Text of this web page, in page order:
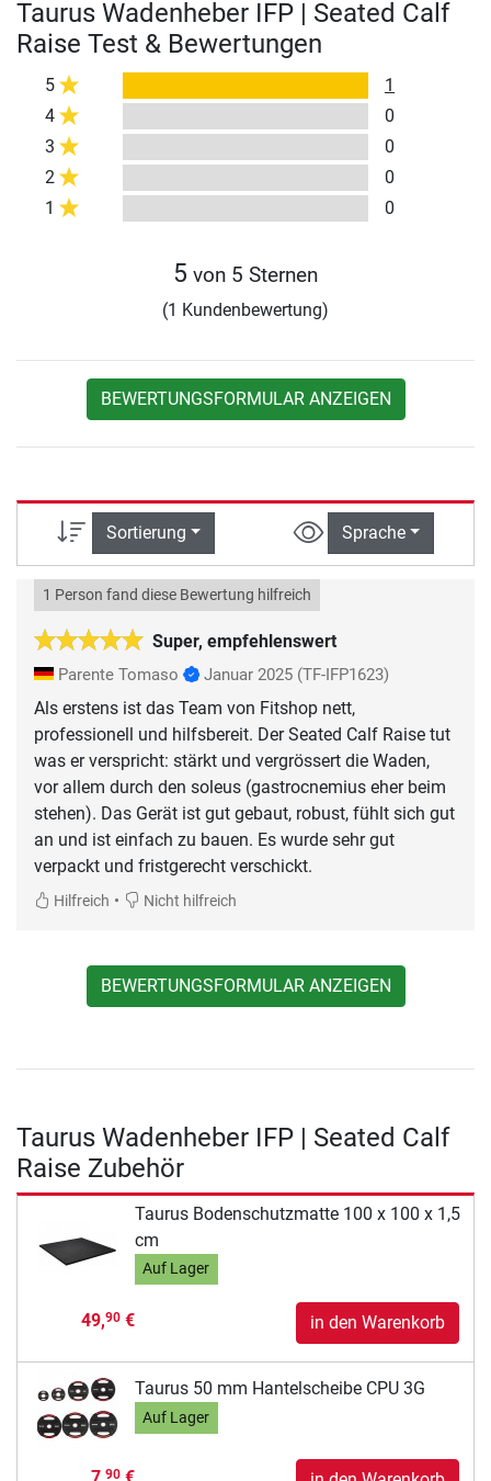
Taurus Wadenheber IFP | Seated Calf
Raise Test & Bewertungen
5
1
4
0
3
0
2
0
1
0
5 von 5 Sternen
(1 Kundenbewertung)
BEWERTUNGSFORMULAR ANZEIGEN
Sortierung Sprache
Super, empfehlenswert
1 Person fand diese Bewertung hilfreich
Parente Tomaso Januar 2025 (TF-IFP1623)
Als erstens ist das Team von Fitshop nett,
professionell und hilfsbereit. Der Seated Calf Raise tut
was er verspricht: stärkt und vergrössert die Waden,
vor allem durch den soleus (gastrocnemius eher beim
stehen). Das Gerät ist gut gebaut, robust, fühlt sich gut
an und ist einfach zu bauen. Es wurde sehr gut
verpackt und fristgerecht verschickt.
Hilfreich • Nicht hilfreich
BEWERTUNGSFORMULAR ANZEIGEN
Taurus Wadenheber IFP | Seated Calf
Raise Zubehör
Taurus Bodenschutzmatte 100 x 100 x 1,5
cm
Auf Lager
49,90€ in den Warenkorb
Taurus 50 mm Hantelscheibe CPU 3G
Auf Lager
90